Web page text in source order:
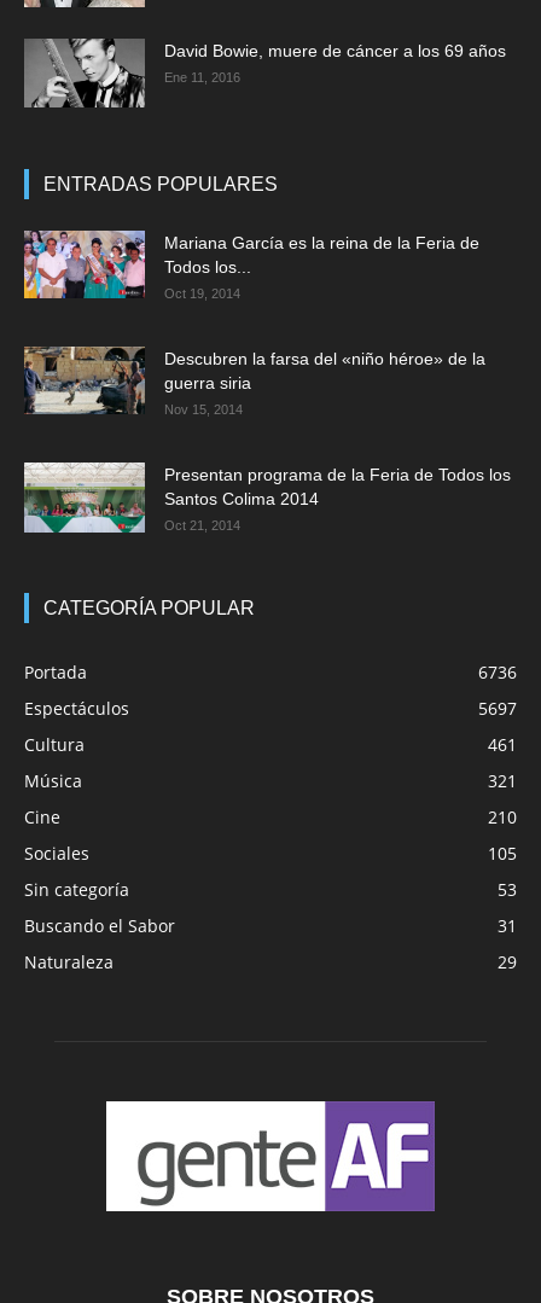
David Bowie, muere de cáncer a los 69 años
Ene 11, 2016
ENTRADAS POPULARES
Mariana García es la reina de la Feria de
Todos los...
Oct 19, 2014
Descubren la farsa del «niño héroe» de la
guerra siria
Nov 15, 2014
Presentan programa de la Feria de Todos los
Santos Colima 2014
Oct 21, 2014
CATEGORÍA POPULAR
Portada
6736
Espectáculos
5697
Cultura
461
Música
321
Cine
210
Sociales
105
Sin categoría
53
Buscando el Sabor
31
Naturaleza
29
SOBRE NOSOTROS